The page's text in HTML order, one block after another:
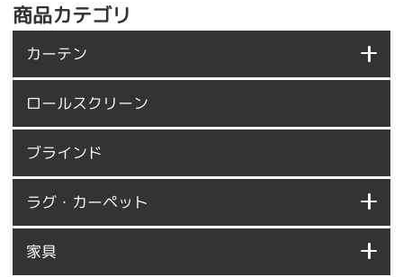
商品カテゴリ
カーテン
ロールスクリーン
ブラインド
ラグ・カーペット
家具